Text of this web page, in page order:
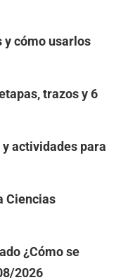
y cómo usarlos
trazos y 6
actividades para
Ciencias
¿Cómo se
2026